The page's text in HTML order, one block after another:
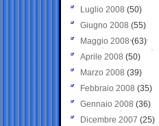
Luglio 2008 (50)
Giugno 2008 (55)
Maggio 2008(63)
Aprile 2008 (50)
Marzo 2008 (39)
Febbraio 2008 (35)
Gennaio 2008 (36)
Dicembre 2007 (25)